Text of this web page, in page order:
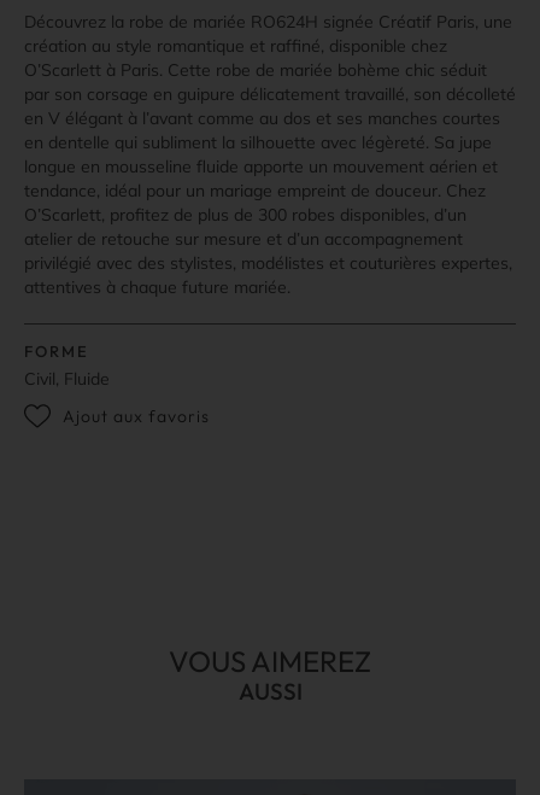
Découvrez la robe de mariée RO624H signée Créatif Paris, une
création au style romantique et raffiné, disponible chez
O’Scarlett à Paris. Cette robe de mariée bohème chic séduit
par son corsage en guipure délicatement travaillé, son décolleté
en V élégant à l’avant comme au dos et ses manches courtes
en dentelle qui subliment la silhouette avec légèreté. Sa jupe
longue en mousseline fluide apporte un mouvement aérien et
tendance, idéal pour un mariage empreint de douceur. Chez
O’Scarlett, profitez de plus de 300 robes disponibles, d’un
atelier de retouche sur mesure et d’un accompagnement
privilégié avec des stylistes, modélistes et couturières expertes,
attentives à chaque future mariée.
FORME
Civil, Fluide
Ajout aux favoris
VOUS AIMEREZ
AUSSI